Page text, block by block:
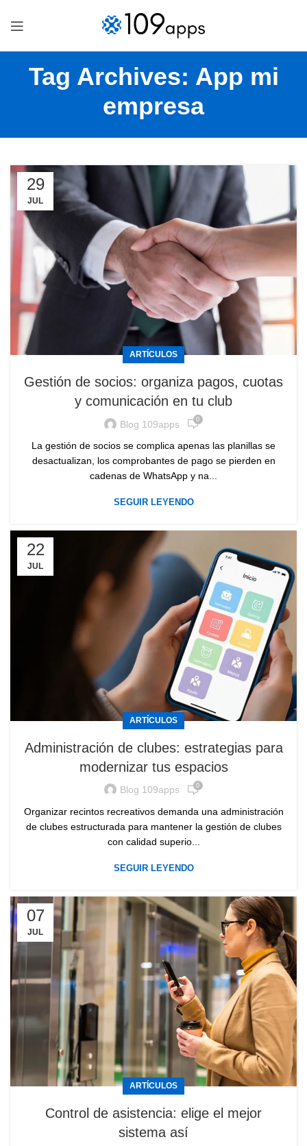
Tag Archives: App mi
empresa
29
JUL
ARTÍCULOS
Gestión de socios: organiza pagos, cuotas
y comunicación en tu club
Blog 109apps 0
La gestión de socios se complica apenas las planillas se
desactualizan, los comprobantes de pago se pierden en
cadenas de WhatsApp y na...
SEGUIR LEYENDO
22
JUL
ARTÍCULOS
Administración de clubes: estrategias para
modernizar tus espacios
Blog 109apps 0
Organizar recintos recreativos demanda una administración
de clubes estructurada para mantener la gestión de clubes
con calidad superio...
SEGUIR LEYENDO
07
JUL
ARTÍCULOS
Control de asistencia: elige el mejor
sistema así